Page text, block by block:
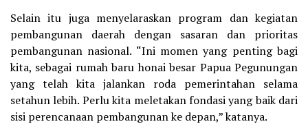
Selain itu juga menyelaraskan program dan kegiatan
pembangunan daerah dengan sasaran dan prioritas
pembangunan nasional. “Ini momen yang penting bagi
kita, sebagai rumah baru honai besar Papua Pegunungan
yang telah kita jalankan roda pemerintahan selama
setahun lebih. Perlu kita meletakan fondasi yang baik dari
sisi perencanaan pembangunan ke depan,” katanya.